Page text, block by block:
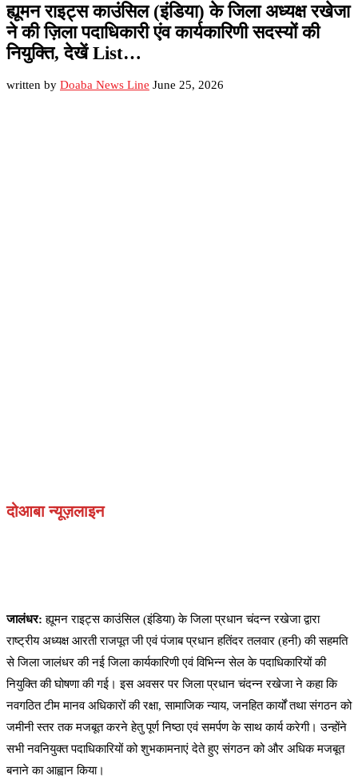
ह्यूमन राइट्स काउंसिल (इंडिया) के जिला अध्यक्ष रखेजा
ने की ज़िला पदाधिकारी एंव कार्यकारिणी सदस्यों की
नियुक्ति, देखें List…
written by Doaba News Line June 25, 2026
दोआबा न्यूज़लाइन
जालंधर:ह्यूमन राइट्स काउंसिल (इंडिया) के जिला प्रधान चंदन्न रखेजा द्वारा
राष्ट्रीय अध्यक्ष आरती राजपूत जी एवं पंजाब प्रधान हतिंदर तलवार (हनी) की सहमति
से जिला जालंधर की नई जिला कार्यकारिणी एवं विभिन्न सेल के पदाधिकारियों की
नियुक्ति की घोषणा की गई। इस अवसर पर जिला प्रधान चंदन्न रखेजा ने कहा कि
नवगठित टीम मानव अधिकारों की रक्षा, सामाजिक न्याय, जनहित कार्यों तथा संगठन को
जमीनी स्तर तक मजबूत करने हेतु पूर्ण निष्ठा एवं समर्पण के साथ कार्य करेगी। उन्होंने
सभी नवनियुक्त पदाधिकारियों को शुभकामनाएं देते हुए संगठन को और अधिक मजबूत
बनाने का आह्वान किया।